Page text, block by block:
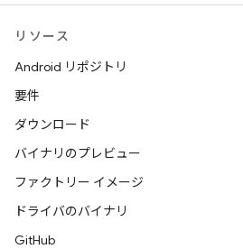
リソース
Android リポジトリ
要件
ダウンロード
バイナリのプレビュー
ファクトリー イメージ
ドライバのバイナリ
GitHub